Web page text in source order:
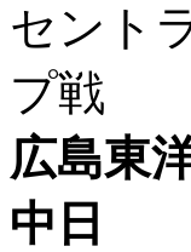
セント
プ戦
広島
中